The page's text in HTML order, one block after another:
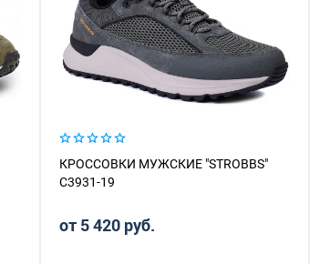
КРОССОВКИ МУЖСКИЕ "STROBBS"
C3931-19
от 5 420 руб.